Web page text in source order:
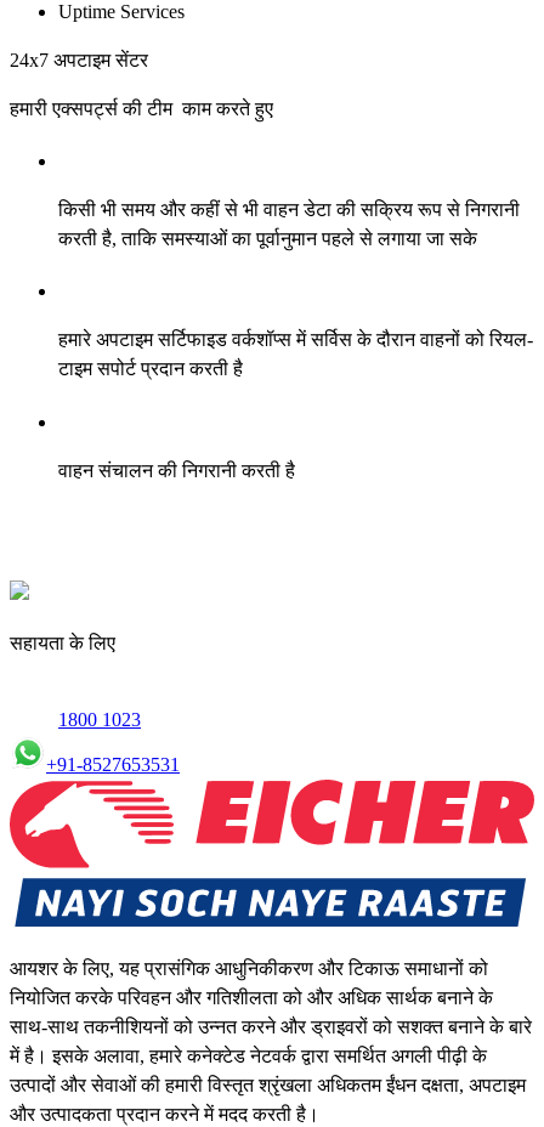
Uptime Services
24x7 अपटाइम सेंटर
हमारी एक्सपर्ट्स की टीम काम करते हुए
किसी भी समय और कहीं से भी वाहन डेटा की सक्रिय रूप से निगरानी
करती है, ताकि समस्याओं का पूर्वानुमान पहले से लगाया जा सके
हमारे अपटाइम सर्टिफाइड वर्कशॉप्स में सर्विस के दौरान वाहनों को रियल-
टाइम सपोर्ट प्रदान करती है
वाहन संचालन की निगरानी करती है
सहायता के लिए
1800 1023
+91-8527653531
आयशर के लिए, यह प्रासंगिक आधुनिकीकरण और टिकाऊ समाधानों को
नियोजित करके परिवहन और गतिशीलता को और अधिक सार्थक बनाने के
साथ-साथ तकनीशियनों को उन्नत करने और ड्राइवरों को सशक्त बनाने के बारे
में है। इसके अलावा, हमारे कनेक्टेड नेटवर्क द्वारा समर्थित अगली पीढ़ी के
उत्पादों और सेवाओं की हमारी विस्तृत श्रृंखला अधिकतम ईंधन दक्षता, अपटाइम
और उत्पादकता प्रदान करने में मदद करती है।